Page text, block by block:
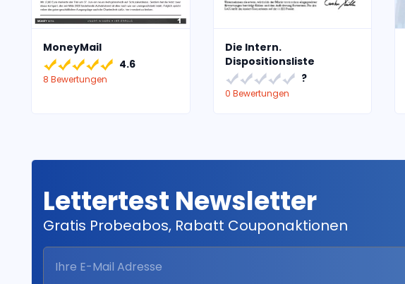
MoneyMail
4.6
8 Bewertungen
Die Intern.
Dispositionsliste
?
0 Bewertungen
Lettertest Newsletter
Gratis Probeabos, Rabatt Couponaktionen